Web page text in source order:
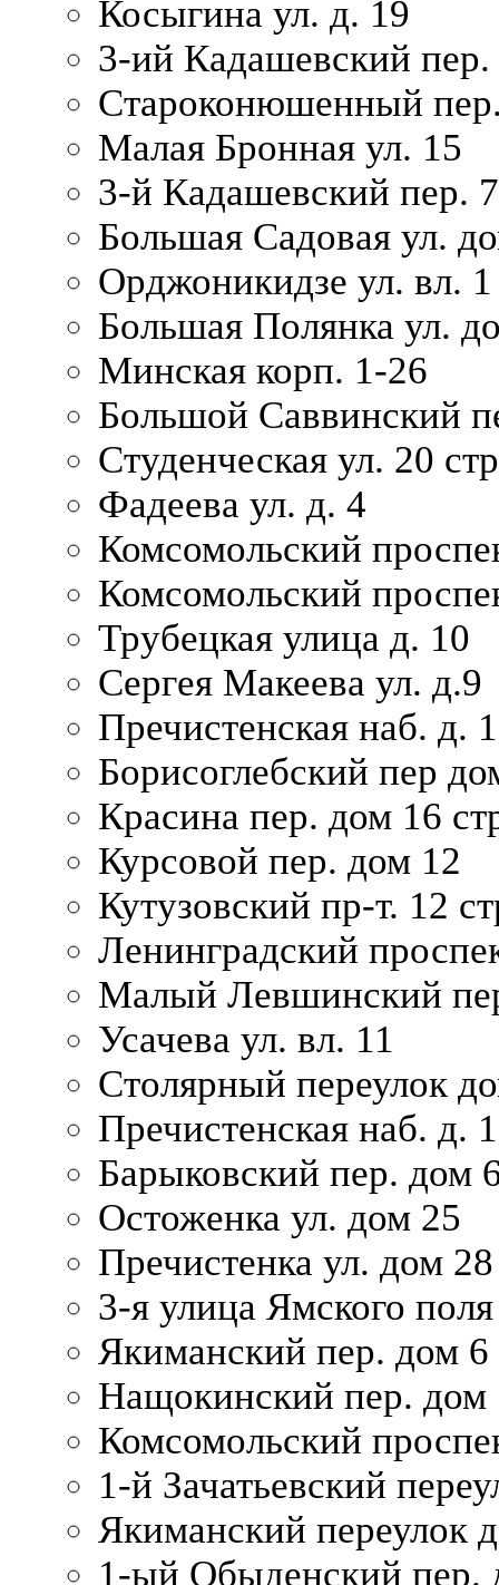
Косыгина ул. д. 19
3-ий Кадашевский пер.
Староконюшенный
Малая Бронная ул. 15
3-й Кадашевский пер.
Большая Садовая ул.
Орджоникидзе ул. вл. 1
Большая Полянка ул.
Минская корп. 1-26
Большой Саввинский
Студенческая ул. 20
Фадеева ул. д. 4
Комсомольский
Комсомольский
Трубецкая улица д. 10
Сергея Макеева ул. д.9
Пречистенская наб. д.
Борисоглебский пер
Красина пер. дом 16
Курсовой пер. дом 12
Кутузовский пр-т. 12
Ленинградский
Малый Левшинский
Усачева ул. вл. 11
Столярный переулок
Пречистенская наб. д.
Барыковский пер. дом
Остоженка ул. дом 25
Пречистенка ул. дом 28
3-я улица Ямского
Якиманский пер. дом 6
Нащокинский пер. дом
Комсомольский
1-й Зачатьевский
Якиманский переулок
1-ый Обыденский пер.